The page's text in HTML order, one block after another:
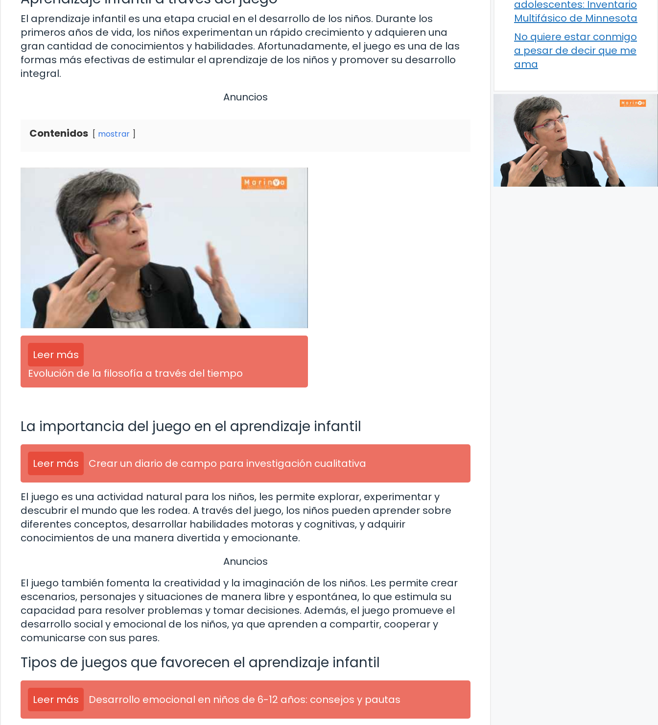
El aprendizaje infantil es una etapa crucial en el desarrollo de los niños. Durante los
primeros años de vida, los niños experimentan un rápido crecimiento y adquieren una
gran cantidad de conocimientos y habilidades. Afortunadamente, el juego es una de las
formas más efectivas de estimular el aprendizaje de los niños y promover su desarrollo
integral.
Anuncios
Contenidos mostrar
Leer más
Evolución de la filosofía a través del tiempo
La importancia del juego en el aprendizaje infantil
Leer más Crear un diario de campo para investigación cualitativa
El juego es una actividad natural para los niños, les permite explorar, experimentar y
descubrir el mundo que les rodea. A través del juego, los niños pueden aprender sobre
diferentes conceptos, desarrollar habilidades motoras y cognitivas, y adquirir
conocimientos de una manera divertida y emocionante.
Anuncios
El juego también fomenta la creatividad y la imaginación de los niños. Les permite crear
escenarios, personajes y situaciones de manera libre y espontánea, lo que estimula su
capacidad para resolver problemas y tomar decisiones. Además, el juego promueve el
desarrollo social y emocional de los niños, ya que aprenden a compartir, cooperar y
comunicarse con sus pares.
Tipos de juegos que favorecen el aprendizaje infantil
Leer más Desarrollo emocional en niños de 6-12 años: consejos y pautas
adolescentes: Inventario
Multifásico de Minnesota
No quiere estar conmigo
a pesar de decir que me
ama